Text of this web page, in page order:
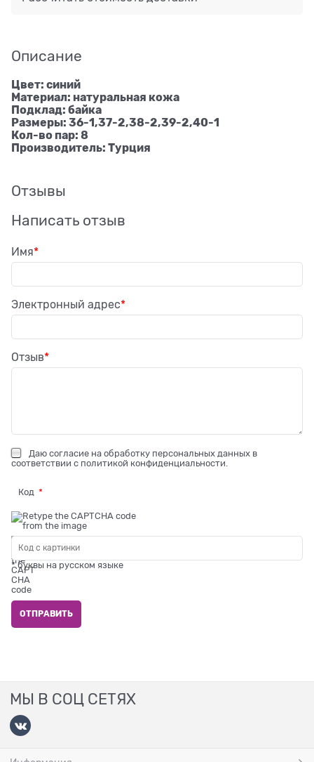
Описание
Цвет: синий
Материал: натуральная кожа
Подклад: байка
Размеры: 36-1,37-2,38-2,39-2,40-1
Кол-во пар: 8
Производитель: Турция
Отзывы
Написать отзыв
Имя
Электронный адрес
Отзыв
Даю согласие на обработку персональных данных в
соответствии с политикой конфиденциальности
Код
* буквы на русском языке
МЫ В СОЦ СЕТЯХ